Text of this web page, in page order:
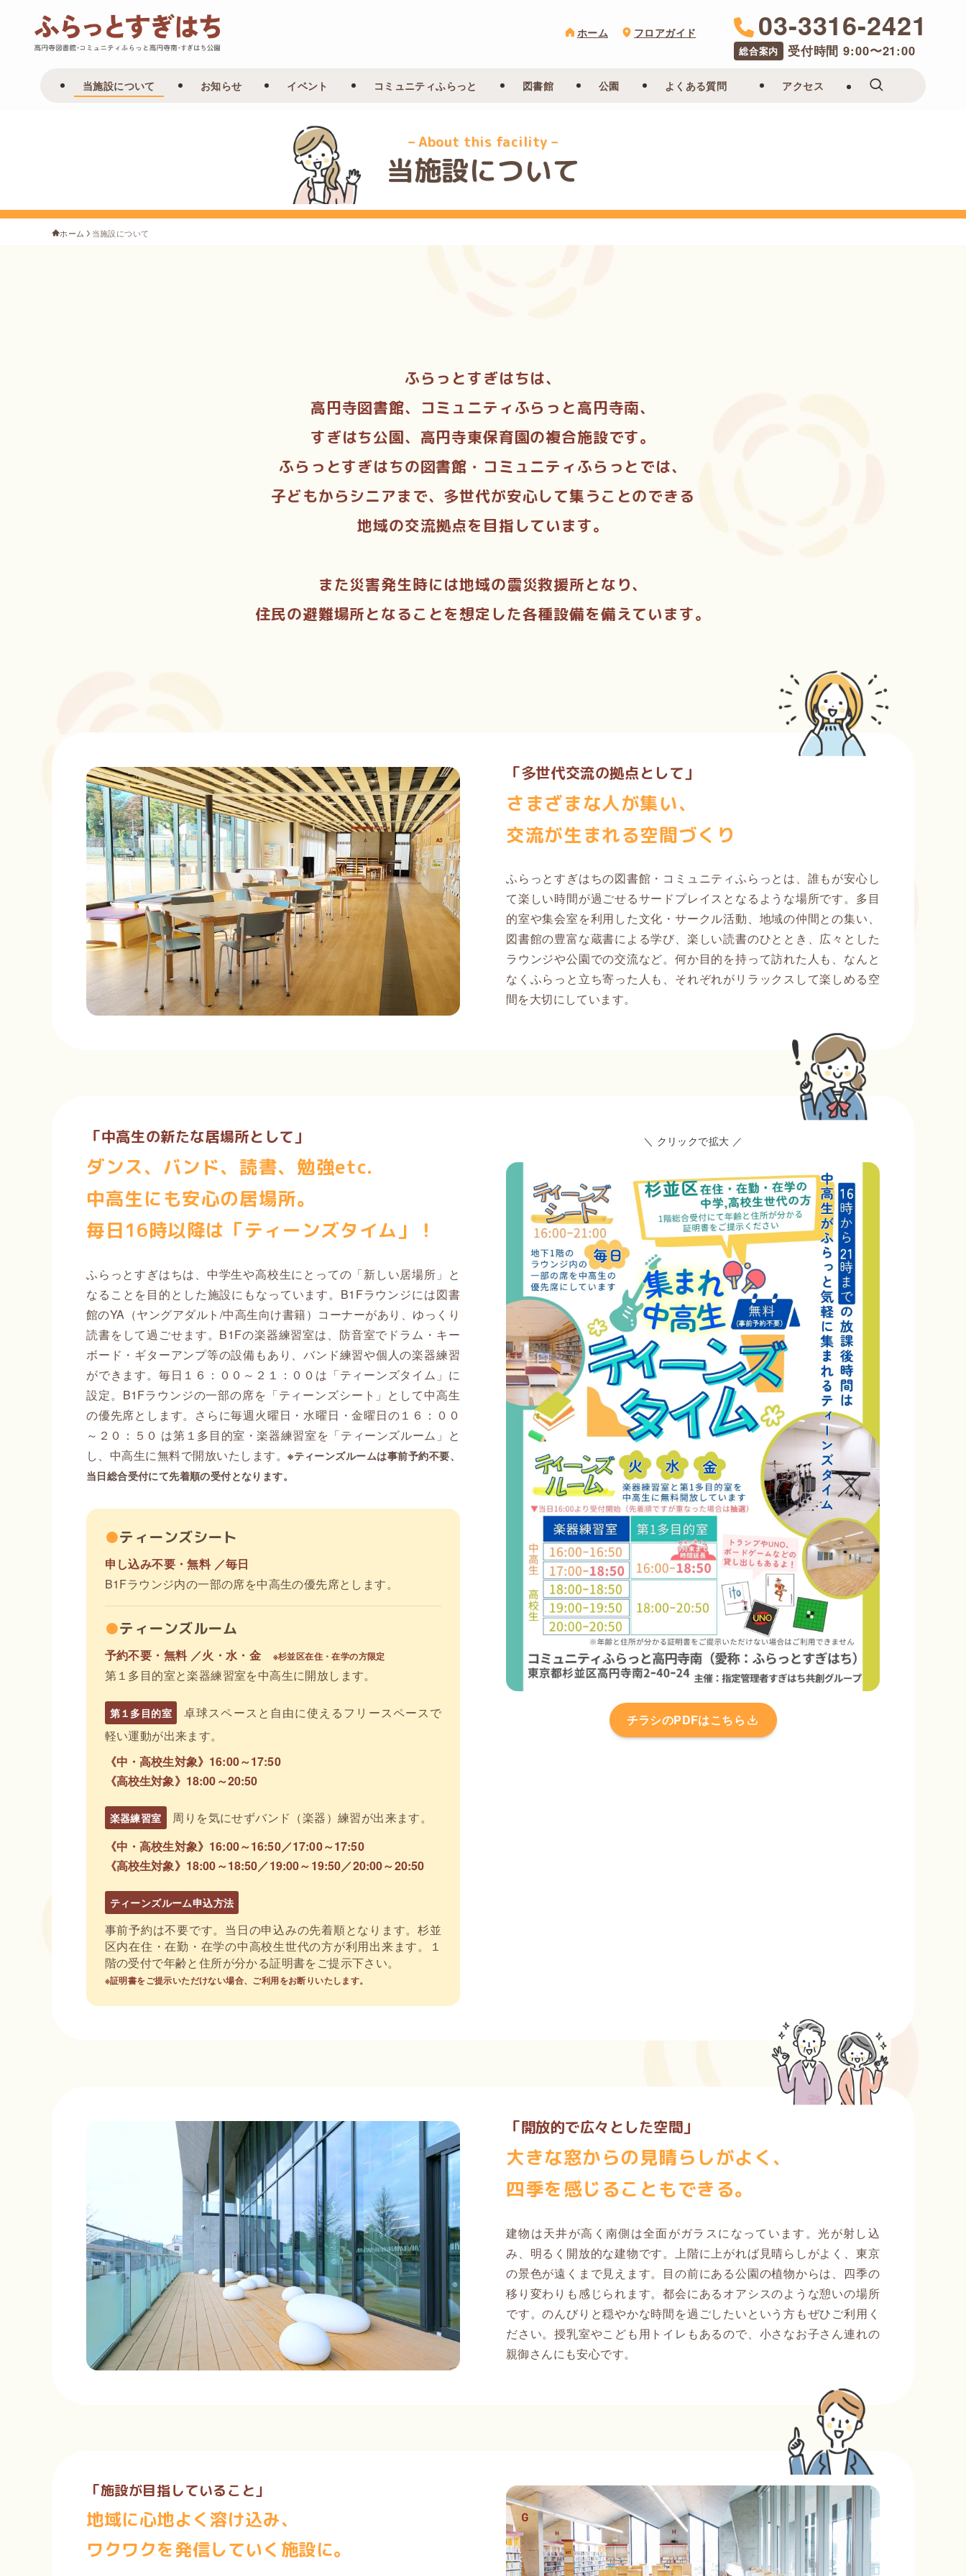
当施設について お知らせ イベント コミュニティふらっと 図書館 公園 よくある質問 アクセス
ホーム フロアガイド 03-3316-2421
総合案内 受付時間 9:00〜21:00
当施設について
– About this facility –
ホーム 当施設について
ふらっとすぎはちは、
高円寺図書館、コミュニティふらっと高円寺南、
すぎはち公園、高円寺東保育園の複合施設です。
ふらっとすぎはちの図書館・コミュニティふらっとでは、
子どもからシニアまで、多世代が安心して集うことのできる
地域の交流拠点を目指しています。
また災害発生時には地域の震災救援所となり、
住民の避難場所となることを想定した各種設備を備えています。
「多世代交流の拠点として」
さまざまな人が集い、
交流が生まれる空間づくり
ふらっとすぎはちの図書館・コミュニティふらっとは、誰もが安心し
て楽しい時間が過ごせるサードプレイスとなるような場所です。多目
的室や集会室を利用した文化・サークル活動、地域の仲間との集い、
図書館の豊富な蔵書による学び、楽しい読書のひととき、広々とした
ラウンジや公園での交流など。何か目的を持って訪れた人も、なんと
なくふらっと立ち寄った人も、それぞれがリラックスして楽しめる空
間を大切にしています。
「中高生の新たな居場所として」
ダンス、バンド、読書、勉強etc.
中高生にも安心の居場所。
毎日16時以降は 「ティーンズタイム」！
ふらっとすぎはちは、中学生や高校生にとっての「新しい居場所」と
なることを目的とした施設にもなっています。B1Fラウンジには図書
館のYA（ヤングアダルト/中高生向け書籍）コーナーがあり、ゆっくり
読書をして過ごせます。B1Fの楽器練習室は、防音室でドラム・キー
ボード・ギターアンプ等の設備もあり、バンド練習や個人の楽器練習
ができます。毎日１６：００～２１：００は「ティーンズタイム」に
設定。B1Fラウンジの一部の席を「ティーンズシート」として中高生
の優先席とします。さらに毎週火曜日・水曜日・金曜日の１６：００
～２０：５０ は第１多目的室・楽器練習室を「ティーンズルーム」と
し、中高生に無料で開放いたします。※ティーンズルームは事前予約不要、
当日総合受付にて先着順の受付となります。
●ティーンズシート
申し込み不要・無料 ／毎日
B1Fラウンジ内の一部の席を中高生の優先席とします。
●ティーンズルーム
予約不要・無料 ／火・水・金 ※杉並区在住・在学の方限定
第１多目的室と楽器練習室を中高生に開放します。
第１多目的室
卓球スペースと自由に使えるフリースペースで
軽い運動が出来ます。
《中・高校生対象》16:00～17:50
《高校生対象》18:00～20:50
楽器練習室
周りを気にせずバンド（楽器）練習が出来ます。
《中・高校生対象》 16:00～16:50／17:00～17:50
《高校生対象》 18:00～18:50／19:00～19:50／20:00～20:50
ティーンズルーム申込方法
事前予約は不要です。当日の申込みの先着順となります。杉並
区内在住・在勤・在学の中高校生世代の方が利用出来ます。１
階の受付で年齢と住所が分かる証明書をご提示下さい。
※証明書をご提示いただけない場合、ご利用をお断りいたします。
＼ クリックで拡大 ／
チラシのPDFはこちら
「開放的で広々とした空間」
大きな窓からの見晴らしがよく、
四季を感じることもできる。
建物は天井が高く南側は全面がガラスになっています。光が射し込
み、明るく開放的な建物です。上階に上がれば見晴らしがよく、東京
の景色が遠くまで見えます。目の前にある公園の植物からは、四季の
移り変わりも感じられます。都会にあるオアシスのような憩いの場所
です。のんびりと穏やかな時間を過ごしたいという方もぜひご利用く
ださい。授乳室やこども用トイレもあるので、小さなお子さん連れの
親御さんにも安心です。
「施設が目指していること」
地域に心地よく溶け込み、
ワクワクを発信していく施設に。